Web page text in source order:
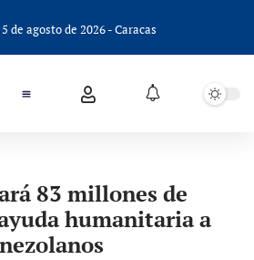
de agosto de 2026 - Caracas
83 millones de
humanitaria a